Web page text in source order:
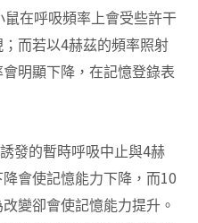
在呼吸頻率上會受些許干
；而若以4赫茲的頻率照射
明顯下降，在記憶登錄表
發的暫時呼吸中止與4赫
會使記憶能力下降，而10
變卻會使記憶能力提升。